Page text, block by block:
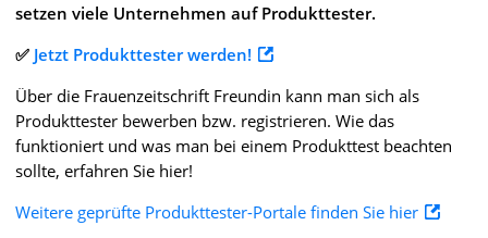
setzen viele Unternehmen auf Produkttester.
✅ Jetzt Produkttester werden!
Über die Frauenzeitschrift Freundin kann man sich als
Produkttester bewerben bzw. registrieren. Wie das
funktioniert und was man bei einem Produkttest beachten
sollte, erfahren Sie hier!
Weitere geprüfte Produkttester-Portale finden Sie hier